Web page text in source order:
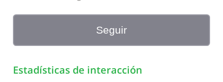
Seguir
Estadísticas de interacción